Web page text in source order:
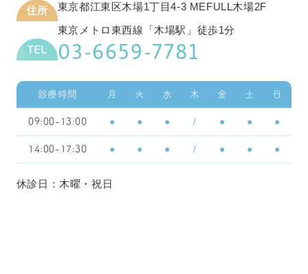
住所
東京都江東区木場1丁目4-3 MEFULL木場2F
東京メトロ東西線「木場駅」徒歩1分
TEL 03-6659-7781
診療時間 月 火 水 木 金 土 日
09:00-13:00 ● ● ● / ● ● ●
14:00-17:30 ● ● ● / ● ● ●
休診日：木曜・祝日